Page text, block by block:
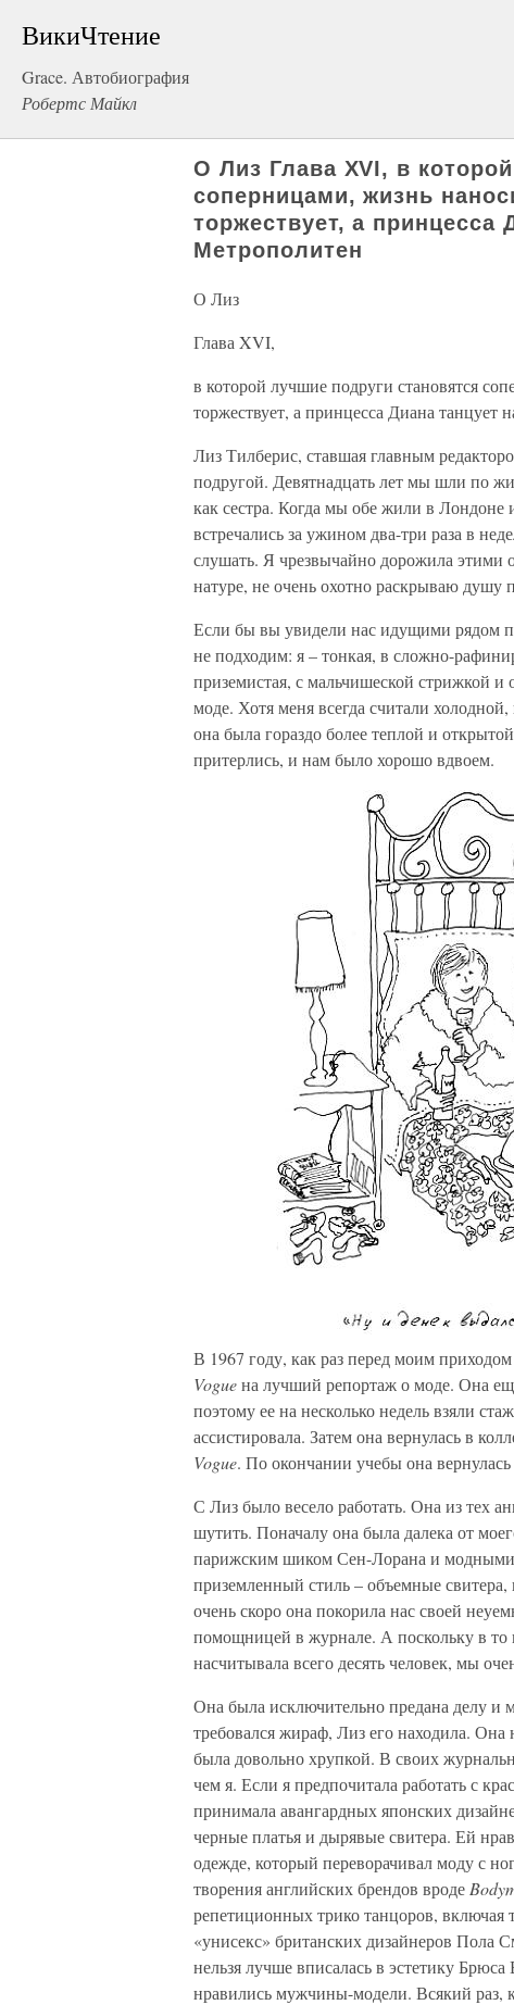
ВикиЧтение
Grace. Автобиография
Робертс Майкл
О Лиз Глава XVI, в
соперницами, жизнь
торжествует, а принцесса
Метрополитен
О Лиз
Глава XVI,
в которой лучшие подруги становятся
торжествует, а принцесса Диана танцует
Лиз Тилберис, ставшая главным
подругой. Девятнадцать лет мы шли по
как сестра. Когда мы обе жили в Лондоне
встречались за ужином два-три раза в
слушать. Я чрезвычайно дорожила этими
натуре, не очень охотно раскрываю
Если бы вы увидели нас идущими рядом
не подходим: я – тонкая, в сложно-
приземистая, с мальчишеской стрижкой и
моде. Хотя меня всегда считали
она была гораздо более теплой и
притерлись, и нам было хорошо вдвоем.
В 1967 году, как раз перед моим
Vogueна лучший репортаж о моде. Она
поэтому ее на несколько недель взяли
ассистировала. Затем она вернулась в
Vogue. По окончании учебы она
С Лиз было весело работать. Она из тех
шутить. Поначалу она была далека от
парижским шиком Сен-Лорана и
приземленный стиль – объемные
очень скоро она покорила нас своей
помощницей в журнале. А поскольку в то
насчитывала всего десять человек, мы
Она была исключительно предана делу и
требовался жираф, Лиз его находила. Она
была довольно хрупкой. В своих
чем я. Если я предпочитала работать с
принимала авангардных японских
черные платья и дырявые свитера. Ей
одежде, который переворачивал моду с
творения английских брендов вроде
репетиционных трико танцоров, включая
«унисекс» британских дизайнеров Пола
нельзя лучше вписалась в эстетику
нравились мужчины-модели. Всякий раз,